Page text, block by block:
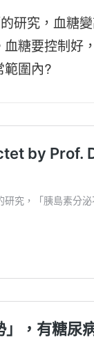
研究，血糖
糖要控制好
範圍內?